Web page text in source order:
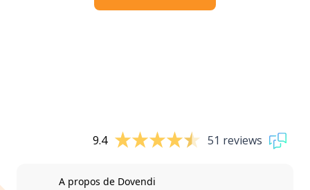
9.4 51 reviews
A propos de Dovendi